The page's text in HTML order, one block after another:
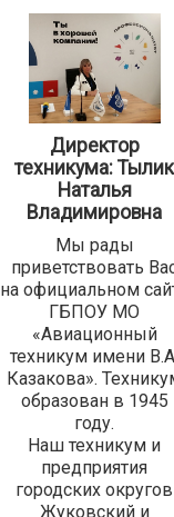
Директор
техникума: Тылик
Наталья
Владимировна
Мы рады
приветствовать
на официальном
ГБПОУ МО
«Авиационный
техникум имени
Казакова».
образован в 1945
году.
Наш техникум и
предприятия
городских округов
Жуковский и